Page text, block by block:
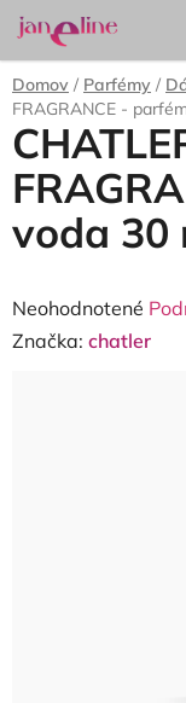
Prejsť
na
obsah
Domov / Parfémy /
FRAGRANCE -
voda 30
Priemerné
hodnotenie
Neohodnotené
Značka: chatler